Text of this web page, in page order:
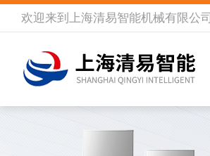
欢迎来到 上海清易智能机械有限公司